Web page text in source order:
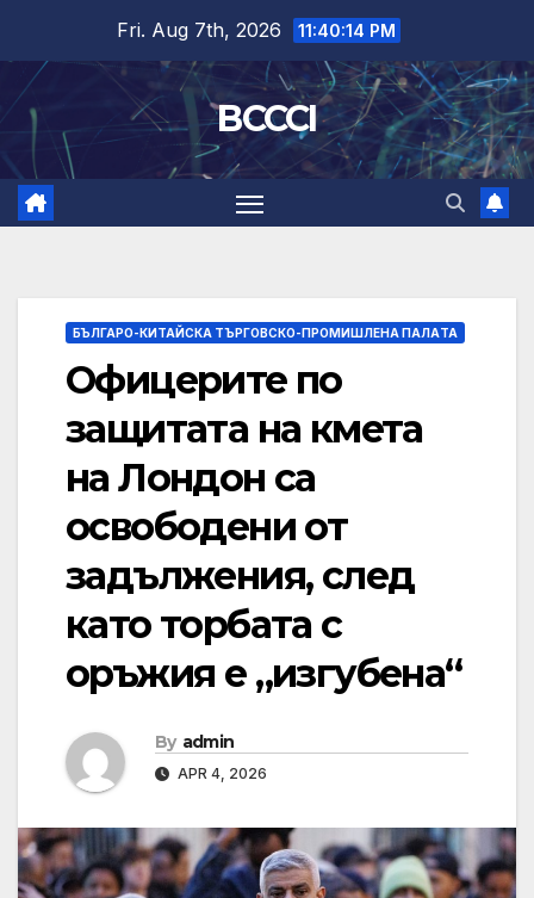
content
Fri. Aug 7th, 2026 11:40:14 PM
BCCCI
БЪЛГАРО-КИТАЙСКА ТЪРГОВСКО-ПРОМИШЛЕНА ПАЛAТА
Офицерите по
защитата на кмета
на Лондон са
освободени от
задължения, след
като торбата с
оръжия е „изгубена“
By admin
APR 4, 2026